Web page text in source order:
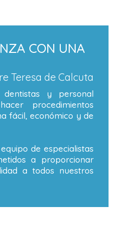
CON UNA
Teresa de Calcuta
y personal
procedimientos
fácil, económico y de
de especialistas
a proporcionar
a todos nuestros